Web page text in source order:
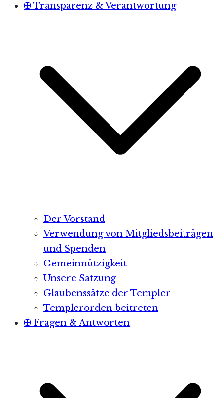
✠ Transparenz & Verantwortung
Der Vorstand
Verwendung von Mitgliedsbeiträgen
und Spenden
Gemeinnützigkeit
Unsere Satzung
Glaubenssätze der Templer
Templerorden beitreten
✠ Fragen & Antworten